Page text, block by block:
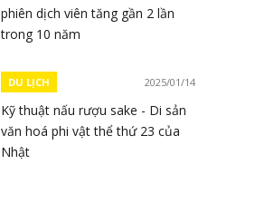
phiên dịch viên tăng gần 2 lần
trong 10 năm
DU LỊCH 2025/01/14
Kỹ thuật nấu rượu sake - Di sản
văn hoá phi vật thể thứ 23 của
Nhật